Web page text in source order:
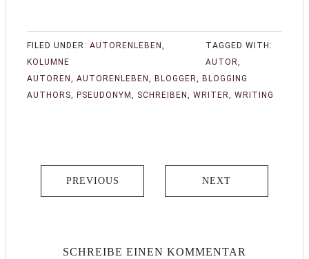
FILED UNDER: AUTORENLEBEN ,
KOLUMNE
TAGGED WITH:
AUTOR,
AUTOREN , AUTORENLEBEN , BLOGGER, BLOGGING
AUTHORS, PSEUDONYM , SCHREIBEN , WRITER, WRITING
PREVIOUS NEXT
SCHREIBE EINEN KOMMENTAR